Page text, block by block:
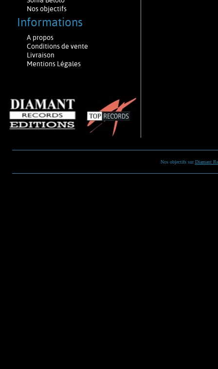
Nos objectifs
Informations
A propos
Conditions de vente
Livraison
Mentions Légales
Nos objectifs surDiamant